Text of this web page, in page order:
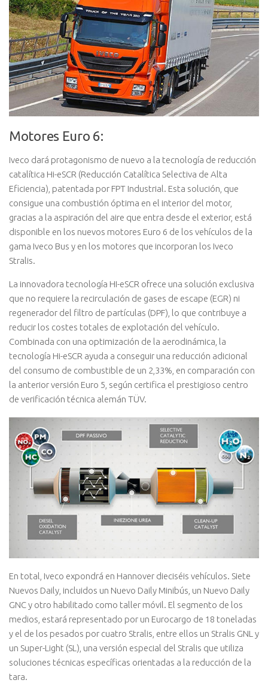
Motores Euro 6:
Iveco dará protagonismo de nuevo a la tecnología de reducción
catalítica Hi-eSCR (Reducción Catalítica Selectiva de Alta
Eficiencia), patentada por FPT Industrial. Esta solución, que
consigue una combustión óptima en el interior del motor,
gracias a la aspiración del aire que entra desde el exterior, está
disponible en los nuevos motores Euro 6 de los vehículos de la
gama Iveco Bus y en los motores que incorporan los Iveco
Stralis.
La innovadora tecnología HI-eSCR ofrece una solución exclusiva
que no requiere la recirculación de gases de escape (EGR) ni
regenerador del filtro de partículas (DPF), lo que contribuye a
reducir los costes totales de explotación del vehículo.
Combinada con una optimización de la aerodinámica, la
tecnología Hi-eSCR ayuda a conseguir una reducción adicional
del consumo de combustible de un 2,33%, en comparación con
la anterior versión Euro 5, según certifica el prestigioso centro
de verificación técnica alemán TÜV.
En total, Iveco expondrá en Hannover dieciséis vehículos. Siete
Nuevos Daily, incluidos un Nuevo Daily Minibús, un Nuevo Daily
GNC y otro habilitado como taller móvil. El segmento de los
medios, estará representado por un Eurocargo de 18 toneladas
y el de los pesados por cuatro Stralis, entre ellos un Stralis GNL y
un Super-Light (SL), una versión especial del Stralis que utiliza
soluciones técnicas específicas orientadas a la reducción de la
tara.